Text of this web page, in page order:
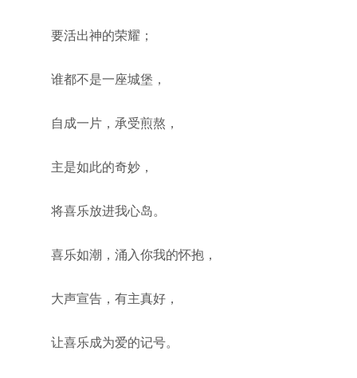
要活出神的荣耀；
谁都不是一座城堡，
自成一片，承受煎熬，
主是如此的奇妙，
将喜乐放进我心岛。
喜乐如潮，涌入你我的怀抱，
大声宣告，有主真好，
让喜乐成为爱的记号。